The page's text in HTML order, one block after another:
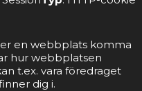
en webbplats komma
hur webbplatsen
t.ex. vara föredraget
dig i.